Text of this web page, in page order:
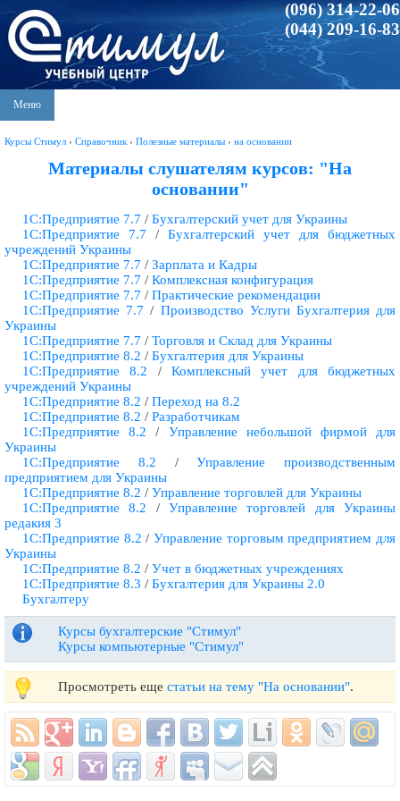
(096) 314-22-06
(044) 209-16-83
Меню
Курсы Стимул › Справочник › Полезные материалы › на основании
Материалы слушателям курсов: "На
основании"
1С:Предприятие 7.7 / Бухгалтерский учет для Украины
1С:Предприятие 7.7 / Бухгалтерский учет для бюджетных
учреждений Украины
1С:Предприятие 7.7 / Зарплата и Кадры
1С:Предприятие 7.7 / Комплексная конфигурация
1С:Предприятие 7.7 / Практические рекомендации
1С:Предприятие 7.7 / Производство Услуги Бухгалтерия для
Украины
1С:Предприятие 7.7 / Торговля и Склад для Украины
1С:Предприятие 8.2 / Бухгалтерия для Украины
1С:Предприятие 8.2 /Комплексный учет для бюджетных
учреждений Украины
1С:Предприятие 8.2 / Переход на 8.2
1С:Предприятие 8.2 / Разработчикам
1С:Предприятие 8.2 / Управление небольшой фирмой для
Украины
1С:Предприятие 8.2 /Управление производственным
предприятием для Украины
1С:Предприятие 8.2 / Управление торговлей для Украины
1С:Предприятие 8.2 /Управление торговлей для Украины
редакия 3
1С:Предприятие 8.2 /Управление торговым предприятием для
Украины
1С:Предприятие 8.2 / Учет в бюджетных учреждениях
1С:Предприятие 8.3 / Бухгалтерия для Украины 2.0
Бухгалтеру
Курсы бухгалтерские "Стимул"
Курсы компьютерные "Стимул"
Просмотреть еще статьи на тему "На основании".